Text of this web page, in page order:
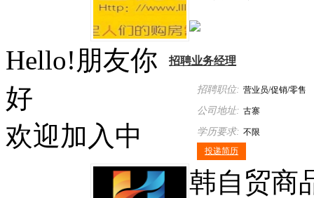
招聘业务经理
招聘职位: 营业员/促销/零售
公司地址: 古寨
学历要求: 不限
投递简历
Hello!朋友你
好
欢迎加入中
韩自贸商